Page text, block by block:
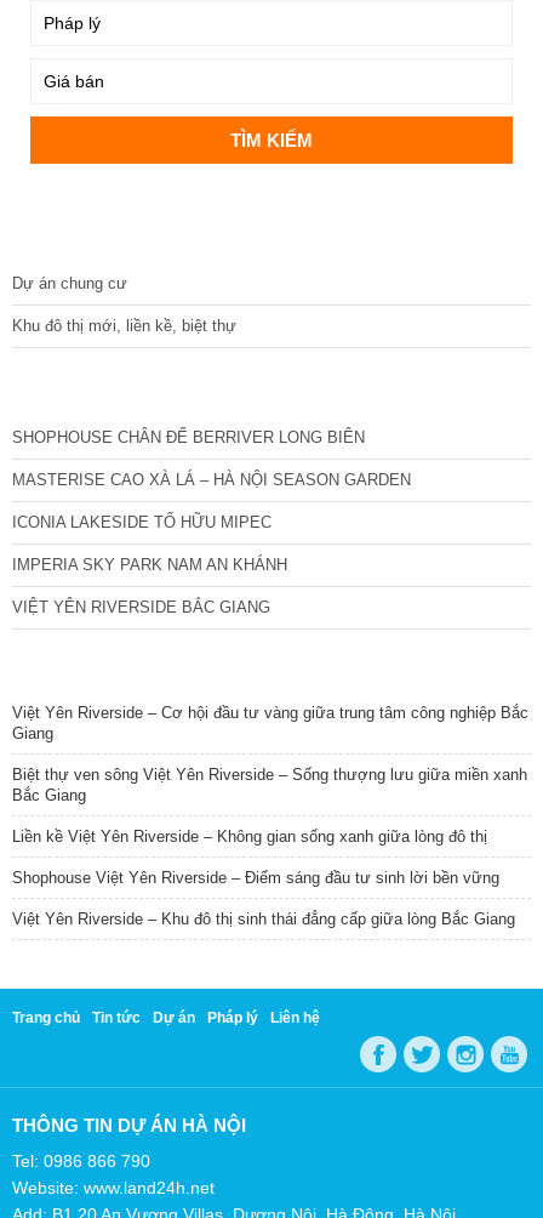
Dự án chung cư
Khu đô thị mới, liền kề, biệt thự
SHOPHOUSE CHÂN ĐẾ BERRIVER LONG BIÊN
MASTERISE CAO XÀ LÁ – HÀ NỘI SEASON GARDEN
ICONIA LAKESIDE TỐ HỮU MIPEC
IMPERIA SKY PARK NAM AN KHÁNH
VIỆT YÊN RIVERSIDE BẮC GIANG
Việt Yên Riverside – Cơ hội đầu tư vàng giữa trung tâm công nghiệp Bắc
Giang
Biệt thự ven sông Việt Yên Riverside – Sống thượng lưu giữa miền xanh
Bắc Giang
Liền kề Việt Yên Riverside – Không gian sống xanh giữa lòng đô thị
Shophouse Việt Yên Riverside – Điểm sáng đầu tư sinh lời bền vững
Việt Yên Riverside – Khu đô thị sinh thái đẳng cấp giữa lòng Bắc Giang
Trang chủ Tin tức Dự án Pháp lý Liên hệ
THÔNG TIN DỰ ÁN HÀ NỘI
Tel: 0986 866 790
Website: www.land24h.net